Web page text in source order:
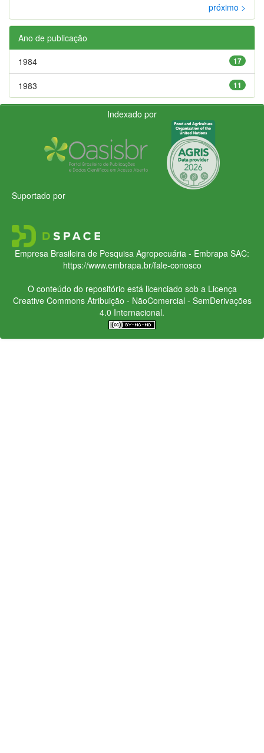
próximo >
Ano de publicação
17
1984
11
1983
Indexado por
Suportado por
Empresa Brasileira de Pesquisa Agropecuária - Embrapa SAC:
https://www.embrapa.br/fale-conosco
O conteúdo do repositório está licenciado sob a Licença
Creative CommonsAtribuição - NãoComercial - SemDerivações
4.0 Internacional.